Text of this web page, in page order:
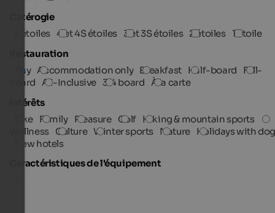
Catérogie
5 étoiles 4 et 4S étoiles 3 et 3S étoiles 2 étoiles 1 étoile
Restauration
Any Accommodation only Breakfast Half-board
Full-
board All-Inclusive 3/4 board À la carte
Intérêts
Bike Family Pleasure Golf Hiking & mountain sports
Wellness Culture Winter sports Nature Holidays with
New hotels
Caractéristiques de l'équipement